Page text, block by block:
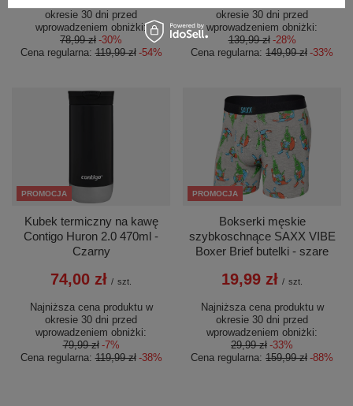
okresie 30 dni przed
wprowadzeniem obniżki:
78,99 zł -30%
Cena regularna:119,99 zł -54%
okresie 30 dni przed
wprowadzeniem obniżki:
139,99 zł -28%
Cena regularna: 149,99 zł -33%
PROMOCJA
Kubek termiczny na kawę
Contigo Huron 2.0 470ml -
Czarny
74,00 zł / szt.
Najniższa cena produktu w
okresie 30 dni przed
wprowadzeniem obniżki:
79,99 zł -7%
Cena regularna:119,99 zł -38%
PROMOCJA
Bokserki męskie
szybkoschnące SAXX VIBE
Boxer Brief butelki - szare
19,99 zł / szt.
Najniższa cena produktu w
okresie 30 dni przed
wprowadzeniem obniżki:
29,99 zł -33%
Cena regularna: 159,99 zł -88%